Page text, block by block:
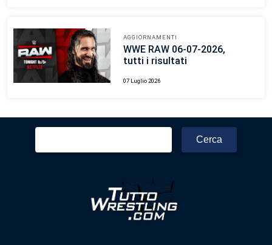
AGGIORNAMENTI
WWE RAW 06-07-2026,
tutti i risultati
07 Luglio 2026
Ricerca